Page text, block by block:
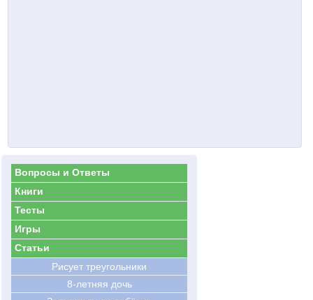
Вопросы и Ответы
Книги
Тесты
Игры
Статьи
Рисует треугольники
8-летняя дочь